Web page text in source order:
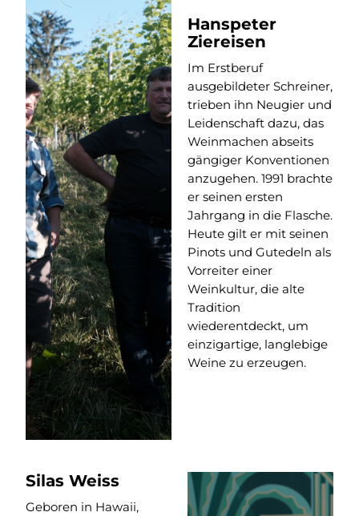
Hanspeter
Ziereisen
Im Erstberuf
ausgebildeter Schreiner,
trieben ihn Neugier und
Leidenschaft dazu, das
Weinmachen abseits
gängiger Konventionen
anzugehen. 1991 brachte
er seinen ersten
Jahrgang in die Flasche.
Heute gilt er mit seinen
Pinots und Gutedeln als
Vorreiter einer
Weinkultur, die alte
Tradition
wiederentdeckt, um
einzigartige, langlebige
Weine zu erzeugen.
Silas Weiss
Geboren in Hawaii,